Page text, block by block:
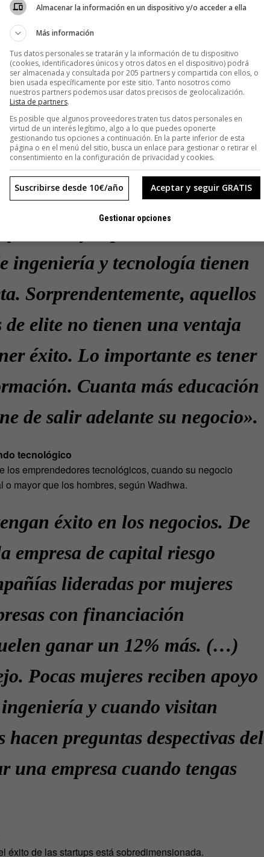
Esto incluye a Bill Gates,
Brin. Sus padres eran
o burócratas».
una beca que ofrece 100.000 dólares a estudiantes
A su fundador, Peter Thiel, le gusta proclamar que
perder su tiempo en la universidad.
que no lo necesitan,
la mayor parte de los
ingeniería y tecnología tienen
Sorprendentemente, aquellos
elite no tienen una ventaja
éxito. Lo importante es tener
Cuanta más educación
de salir adelante su negocio».
tecnológico
los emprendedores tecnológicos, cuando su negocio
mayor que los hombres, según Wadhwa.
éxito en los negocios. De
empresa de capital riesgo
lideradas por mujeres
con financiación
ganar un 12% más. (…)
Pocas mujeres reciben apoyo
y cuando visitan
preguntas despectivas del
una empresa cuando tengas
éxito de las startups está sobredimensionada.
Almacenar la información en un dispositivo y/o acceder a ella
Más información
Tus datos personales se tratarán y la información de tu dispositivo
(cookies, identificadores únicos y otros datos en el dispositivo) podrá
ser almacenada y consultada por 205 partners y compartida con ellos, o
bien usada específicamente por este sitio. Tanto nosotros como
nuestros partners podemos usar datos precisos de geolocalización.
Lista de partners.
Es posible que algunos proveedores traten tus datos personales en
virtud de un interés legítimo, algo a lo que puedes oponerte
gestionando tus opciones a continuación. En la parte inferior de esta
página o en el menú del sitio, busca un enlace para gestionar o retirar el
consentimiento en la configuración de privacidad y cookies.
Aceptar y seguir GRATIS
Suscribirse desde 10€/año
Gestionar opciones